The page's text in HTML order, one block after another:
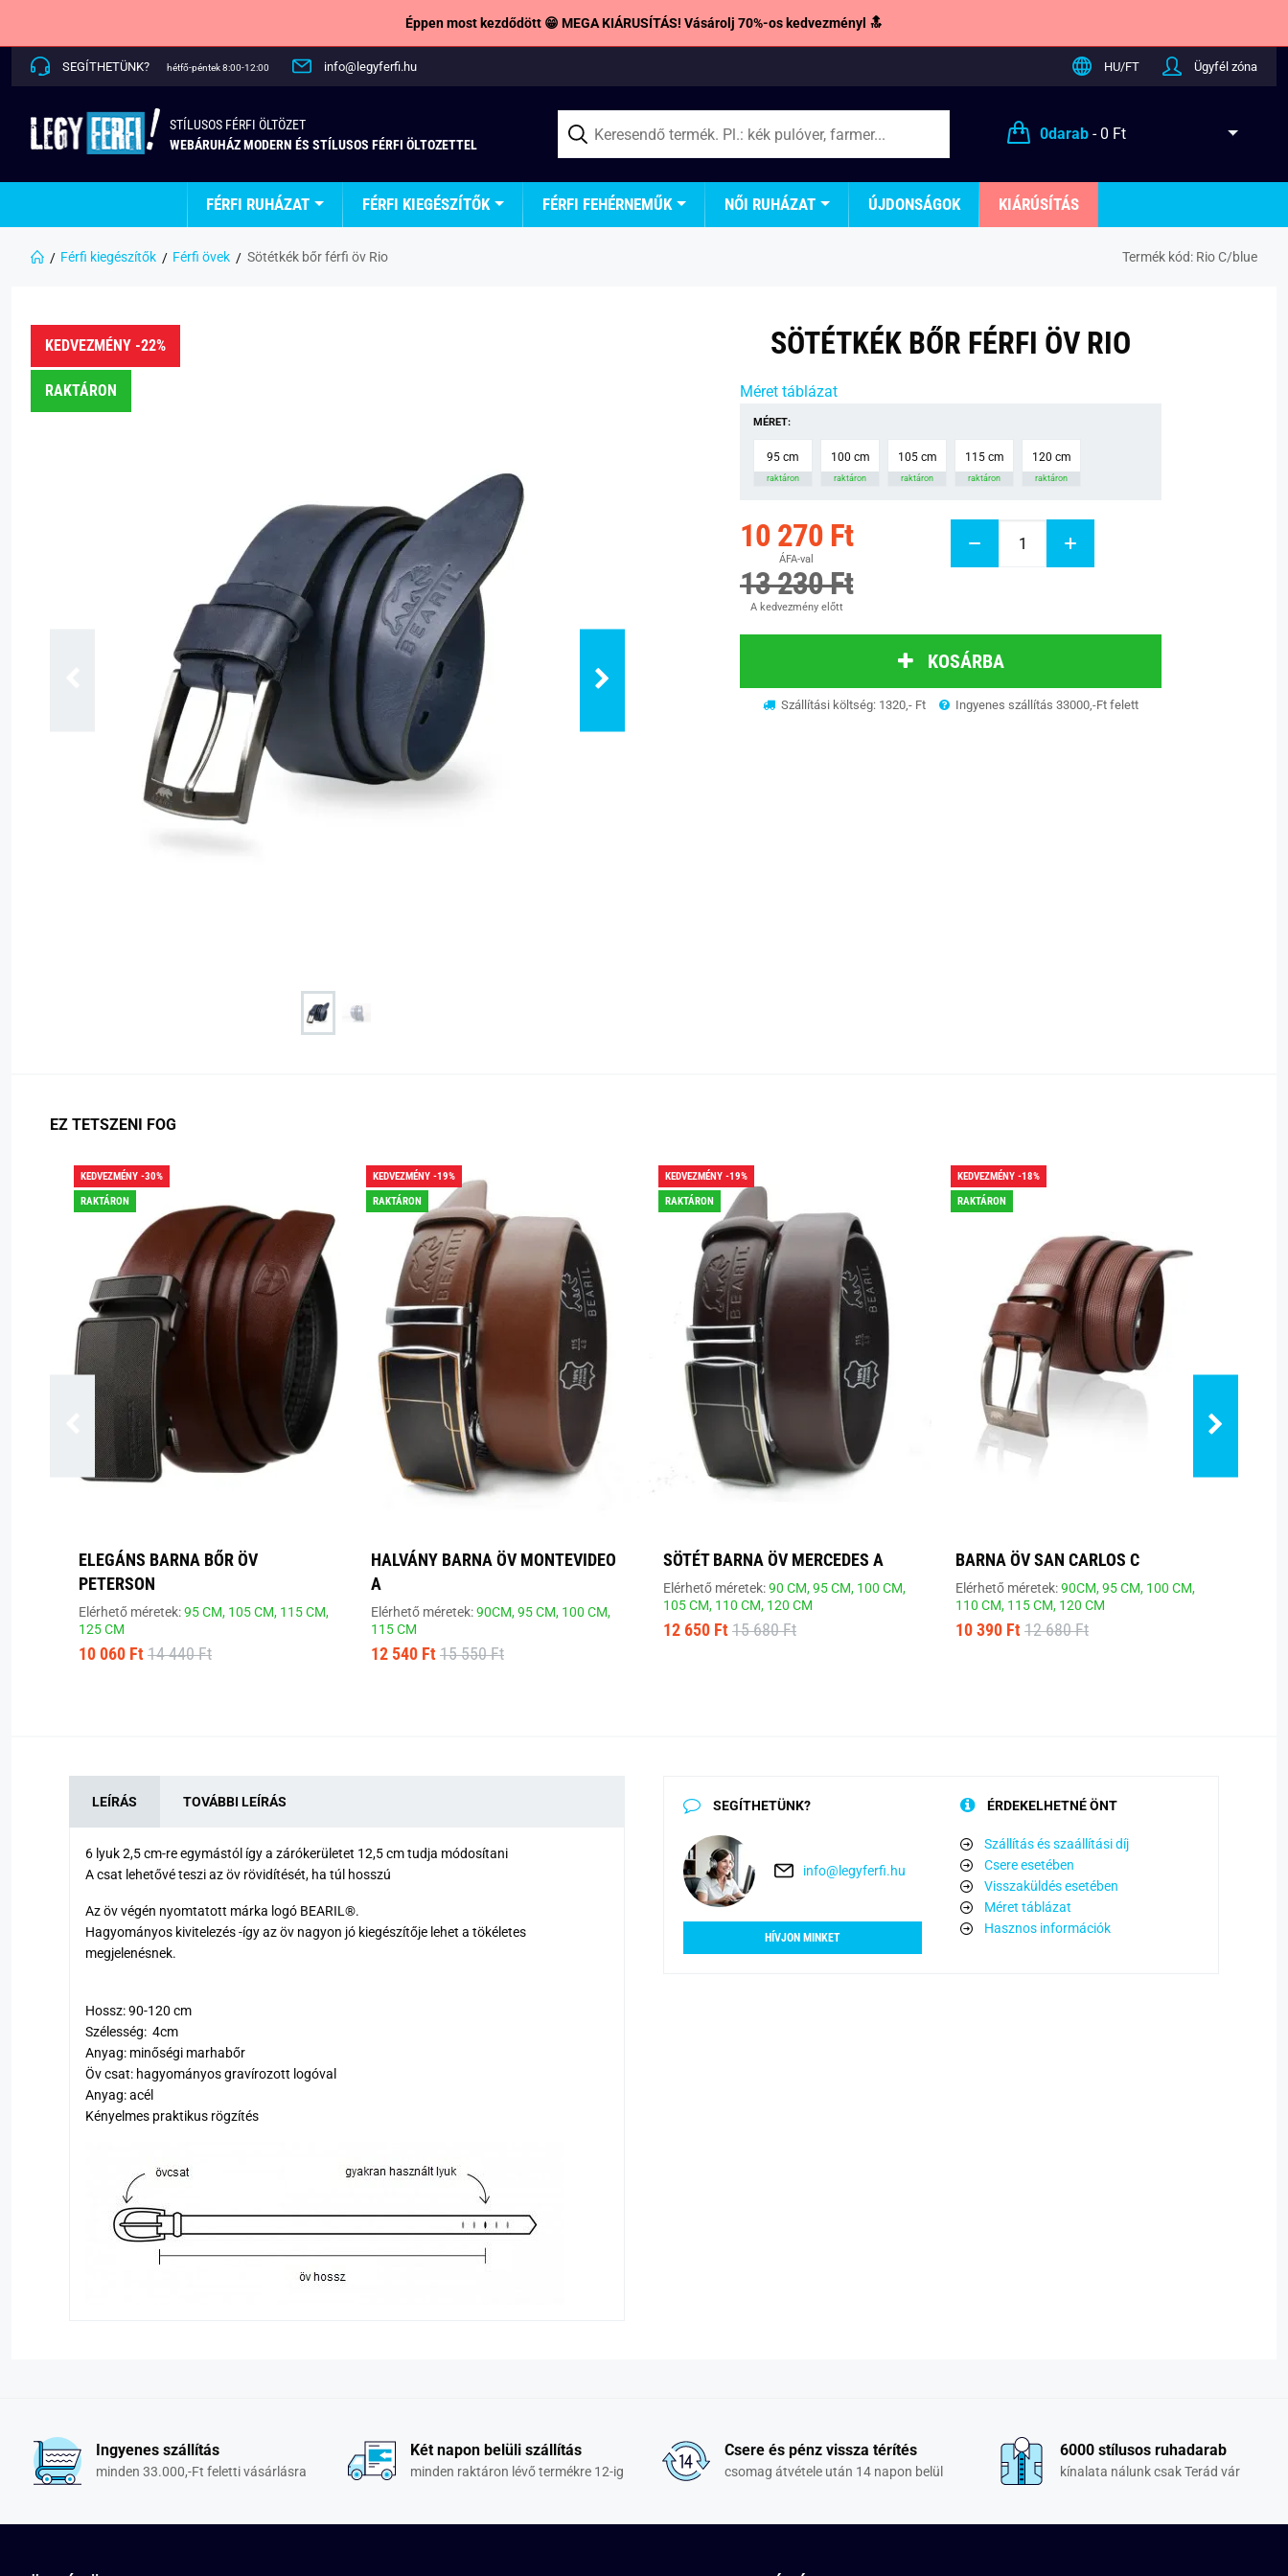
Éppen most kezdődött 😁 MEGA KIÁRUSÍTÁS! Vásárolj 70%-os kedvezményl 🔝
SEGÍTHETÜNK? hétfő-péntek 8:00-12:00 info@legyferfi.hu HU/FT Ügyfél zóna
STÍLUSOS FÉRFI ÖLTÖZET
WEBÁRUHÁZ MODERN ÉS STÍLUSOS FÉRFI ÖLTOZETTEL
0darab- 0 Ft
FÉRFI RUHÁZAT FÉRFI KIEGÉSZÍTŐK FÉRFI FEHÉRNEMŰK NŐI RUHÁZAT ÚJDONSÁGOK KIÁRÚSÍTÁS
Férfi kiegészítők Férfi övek Sötétkék bőr férfi öv Rio Termék kód: Rio C/blue
KEDVEZMÉNY -22%
RAKTÁRON
SÖTÉTKÉK BŐR FÉRFI ÖV RIO
Méret táblázat
MÉRET:
95 cm
raktáron
100 cm
raktáron
105 cm
raktáron
115 cm
raktáron
120 cm
raktáron
10 270 Ft
ÁFA-val
13 230 Ft
A kedvezmény előtt
KOSÁRBA
Szállítási költség: 1320,- Ft Ingyenes szállítás 33000,-Ft felett
EZ TETSZENI FOG
KEDVEZMÉNY -30%
RAKTÁRON
ELEGÁNS BARNA BŐR ÖV
PETERSON
Elérhető méretek:95 CM, 105 CM, 115 CM,
125 CM
10 060 Ft 14 440 Ft
KEDVEZMÉNY -19%
RAKTÁRON
HALVÁNY BARNA ÖV MONTEVIDEO
A
Elérhető méretek:90CM,95 CM, 100 CM,
115 CM
12 540 Ft 15 550 Ft
KEDVEZMÉNY -19%
RAKTÁRON
SÖTÉT BARNA ÖV MERCEDES A
Elérhető méretek:90 CM,95 CM, 100 CM,
105 CM, 110 CM, 120 CM
12 650 Ft 15 680 Ft
KEDVEZMÉNY -18%
RAKTÁRON
BARNA ÖV SAN CARLOS C
Elérhető méretek:90CM,95 CM, 100 CM,
110 CM, 115 CM, 120 CM
10 390 Ft 12 680 Ft
LEÍRÁS TOVÁBBI LEÍRÁS
6 lyuk 2,5 cm-re egymástól így a zárókerületet 12,5 cm tudja módosítani
A csat lehetővé teszi az öv rövidítését, ha túl hosszú
Az öv végén nyomtatott márka logó BEARIL®.
Hagyományos kivitelezés -így az öv nagyon jó kiegészítője lehet a tökéletes
megjelenésnek.
Hossz: 90-120 cm
Szélesség: 4cm
Anyag: minőségi marhabőr
Öv csat: hagyományos gravírozott logóval
Anyag: acél
Kényelmes praktikus rögzítés
SEGÍTHETÜNK?
info@legyferfi.hu
HÍVJON MINKET
ÉRDEKELHETNÉ ÖNT
Szállítás és szaállítási díj
Csere esetében
Visszaküldés esetében
Méret táblázat
Hasznos információk
Ingyenes szállítás
minden 33.000,-Ft feletti vásárlásra
Két napon belüli szállítás
minden raktáron lévő termékre 12-ig
Csere és pénz vissza térítés
csomag átvétele után 14 napon belül
6000 stílusos ruhadarab
kínalata nálunk csak Terád vár